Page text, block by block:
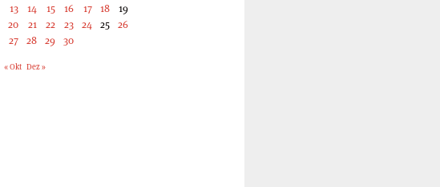
13
14 15 16 17 18
19
20
21 22 23 24 25 26
27 28 29 30
« Okt Dez »